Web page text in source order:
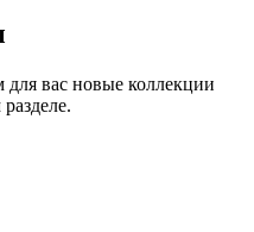
вас новые коллекции